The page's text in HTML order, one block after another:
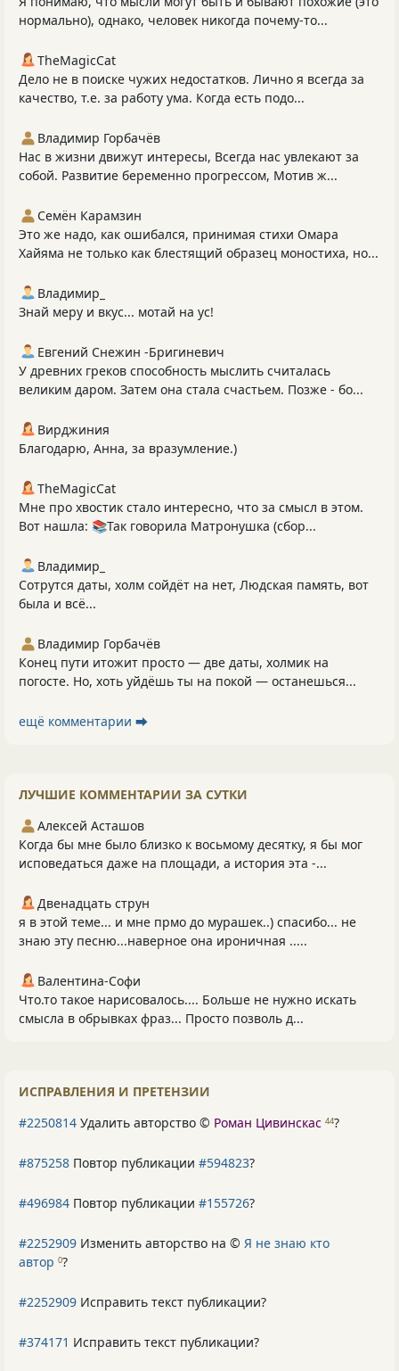
нормально), однако, человек никогда почему-то...
TheMagicCat
Дело не в поиске чужих недостатков. Лично я всегда за
качество, т.е. за работу ума. Когда есть подо...
Владимир Горбачёв
Нас в жизни движут интересы, Всегда нас увлекают за
собой. Развитие беременно прогрессом, Мотив ж...
Семён Карамзин
Это же надо, как ошибался, принимая стихи Омара
Хайяма не только как блестящий образец моностиха, но...
Владимир_
Знай меру и вкус... мотай на ус!
Евгений Снежин -Бригиневич
У древних греков способность мыслить считалась
великим даром. Затем она стала счастьем. Позже - бо...
Вирджиния
Благодарю, Анна, за вразумление.)
TheMagicCat
Мне про хвостик стало интересно, что за смысл в этом.
Вот нашла: 📚Так говорила Матронушка (сбор...
Владимир_
Сотрутся даты, холм сойдёт на нет, Людская память, вот
была и всё...
Владимир Горбачёв
Конец пути итожит просто — две даты, холмик на
погосте. Но, хоть уйдёшь ты на покой — останешься...
ещё комментарии ⮕
ЛУЧШИЕ КОММЕНТАРИИ ЗА СУТКИ
Алексей Асташов
Когда бы мне было близко к восьмому десятку, я бы мог
исповедаться даже на площади, а история эта -...
Двенадцать струн
я в этой теме... и мне прмо до мурашек..) спасибо... не
знаю эту песню...наверное она ироничная .....
Валентина-Софи
Что.то такое нарисовалось.... Больше не нужно искать
смысла в обрывках фраз... Просто позволь д...
ИСПРАВЛЕНИЯ И ПРЕТЕНЗИИ
#2250814 Удалить авторство © Роман Цивинскас 44?
#875258 Повтор публикации #594823?
#496984 Повтор публикации #155726?
#2252909 Изменить авторство на © Я не знаю кто
автор 0?
#2252909 Исправить текст публикации?
#374171 Исправить текст публикации?